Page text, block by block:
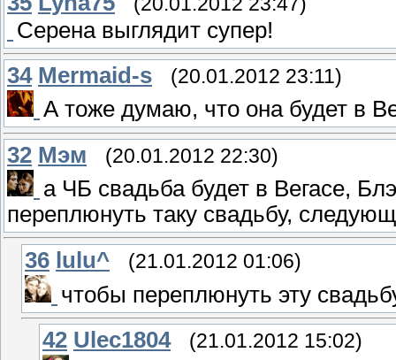
Серена выглядит супер!
34 Mermaid-s (20.01.2012 23:11)
А тоже думаю, что она будет в
32 Мэм (20.01.2012 22:30)
а ЧБ свадьба будет в Вегасе,
переплюнуть таку свадьбу,
36 lulu^ (21.01.2012 01:06)
чтобы переплюнуть эту
42 Ulec1804 (21.01.2012 15:02)